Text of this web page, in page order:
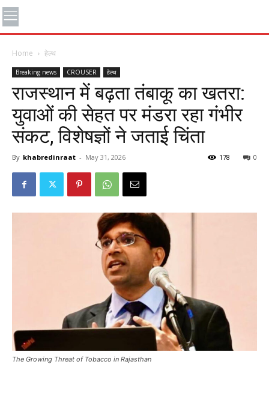
Home हेल्थ
Breaking news CROUSER हेल्थ
राजस्थान में बढ़ता तंबाकू का खतरा:
युवाओं की सेहत पर मंडरा रहा गंभीर
संकट, विशेषज्ञों ने जताई चिंता
By khabredinraat - May 31, 2026 0
178
The Growing Threat of Tobacco in Rajasthan